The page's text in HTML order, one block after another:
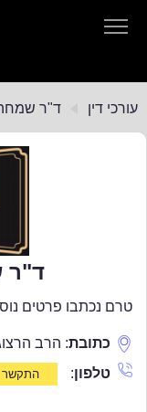
עורכי דיןעורכי דין ד"ר שמחה
ד"ר
טרם נכתבו פרטים
כתובת: הרב הרצוג
טלפון: